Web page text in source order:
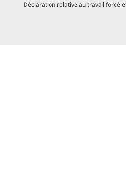
Déclaration relative au travail forcé